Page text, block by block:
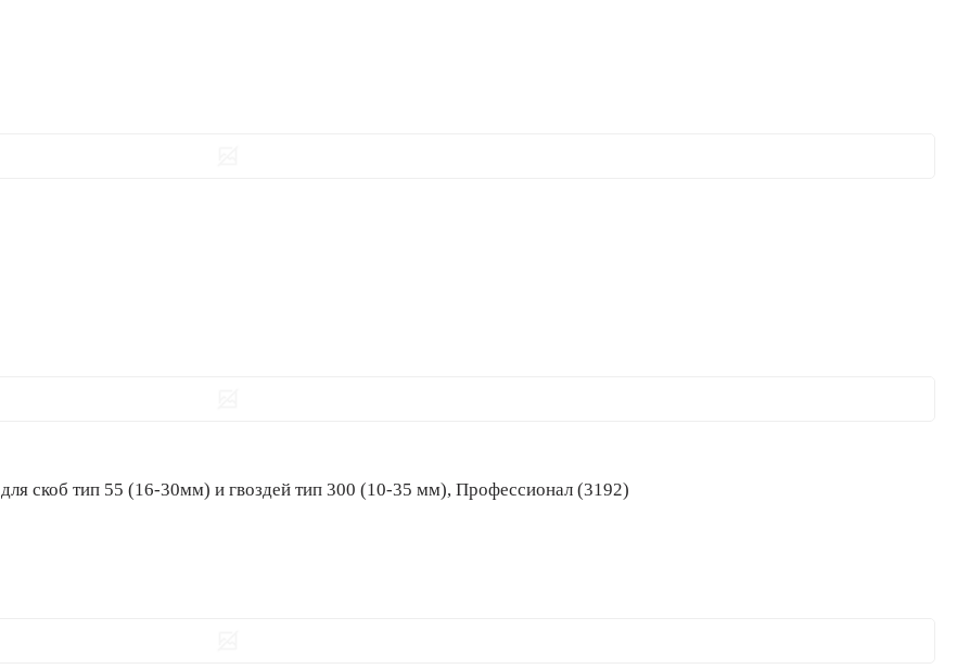
ЗУБР Т55/300, пневматический нейлер-степлер 18Ga 2-в-1: для скоб тип 55 (16-30мм) и гвоздей тип 300 (10-35 мм), Профессионал (3192)